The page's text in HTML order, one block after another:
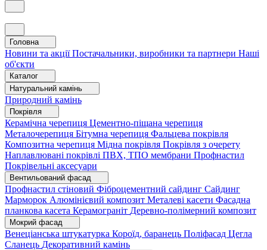
Головна
Новини та акціїПостачальники, виробники та партнери Наші
об'єкти
Каталог
Натуральний камінь
Природний камінь
Покрівля
Керамічна черепиця Цементно-піщана черепиця
Металочерепиця Бітумна черепиця Фальцева покрівля
Композитна черепиця Мідна покрівля Покрівля з очерету
Наплавлювані покрівлі ПВХ, ТПО мембрани Профнастил
Покрівельні аксесуари
Вентильований фасад
Профнастил стіновий Фіброцементний сайдинг Сайдинг
Марморок Алюмінієвий композит Металеві касети Фасадна
планкова касета Керамограніт Деревно-полімерний композит
Мокрий фасад
Венеціанська штукатурка Короїд, баранець Поліфасад Цегла
Сланець Декоративний камінь